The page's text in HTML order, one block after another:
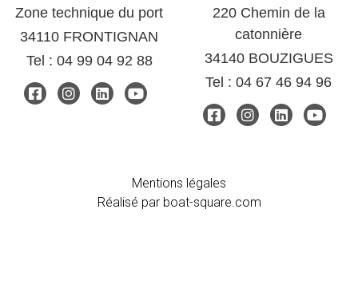
Zone technique du port
34110 FRONTIGNAN
Tel : 04 99 04 92 88
220 Chemin de la
catonnière
34140 BOUZIGUES
Tel : 04 67 46 94 96
Mentions légales
Réalisé par boat-square.com